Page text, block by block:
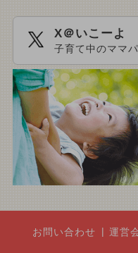
X＠いこーよ
子育て中のママ
お問い合わせ 運営